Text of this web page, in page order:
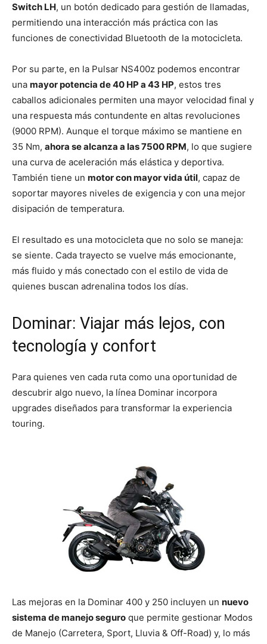
Switch LH, un botón dedicado para gestión de llamadas,
permitiendo una interacción más práctica con las
funciones de conectividad Bluetooth de la motocicleta.
Por su parte, en la Pulsar NS400z podemos encontrar
una mayor potencia de 40 HP a 43 HP, estos tres
caballos adicionales permiten una mayor velocidad final y
una respuesta más contundente en altas revoluciones
(9000 RPM). Aunque el torque máximo se mantiene en
35 Nm, ahora se alcanza a las 7500 RPM, lo que sugiere
una curva de aceleración más elástica y deportiva.
También tiene un motor con mayor vida útil, capaz de
soportar mayores niveles de exigencia y con una mejor
disipación de temperatura.
El resultado es una motocicleta que no solo se maneja:
se siente. Cada trayecto se vuelve más emocionante,
más fluido y más conectado con el estilo de vida de
quienes buscan adrenalina todos los días.
Dominar: Viajar más lejos, con
tecnología y confort
Para quienes ven cada ruta como una oportunidad de
descubrir algo nuevo, la línea Dominar incorpora
upgrades diseñados para transformar la experiencia
touring.
Las mejoras en la Dominar 400 y 250 incluyen un nuevo
sistema de manejo seguro que permite gestionar Modos
de Manejo (Carretera, Sport, Lluvia & Off-Road) y, lo más